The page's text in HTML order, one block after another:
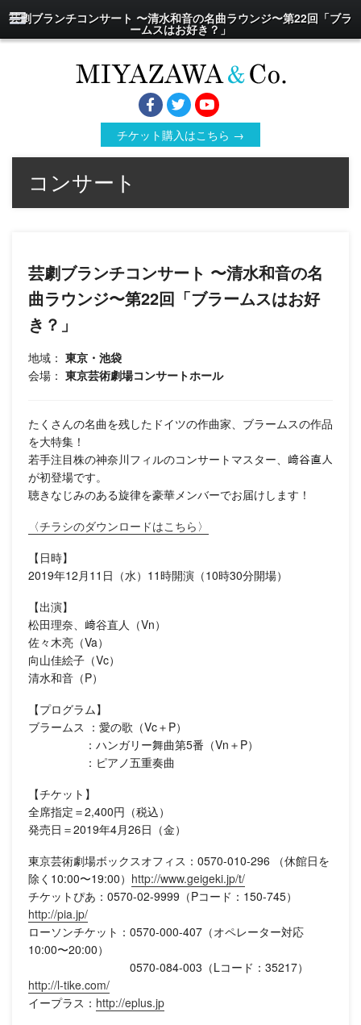
芸劇ブランチコンサート 〜清水和音の名曲ラウンジ〜第22回「ブラ
ームスはお好き？」
チケット購入はこちら →
コンサート
芸劇ブランチコンサート 〜清水和音の名
曲ラウンジ〜第22回「ブラームスはお好
き？」
地域： 東京・池袋
会場： 東京芸術劇場コンサートホール
たくさんの名曲を残したドイツの作曲家、ブラームスの作品
を大特集！
若手注目株の神奈川フィルのコンサートマスター、﨑谷直人
が初登場です。
聴きなじみのある旋律を豪華メンバーでお届けします！
〈チラシのダウンロードはこちら〉
【日時】
2019年12月11日（水）11時開演（10時30分開場）
【出演】
松田理奈、﨑谷直人（Vn）
佐々木亮（Va）
向山佳絵子（Vc）
清水和音（P）
【プログラム】
ブラームス ：愛の歌（Vc＋P）
：ハンガリー舞曲第5番（Vn＋P）
：ピアノ五重奏曲
【チケット】
全席指定＝2,400円（税込）
発売日＝2019年4月26日（金）
東京芸術劇場ボックスオフィス：0570-010-296 （休館日を
除く10:00〜19:00） http://www.geigeki.jp/t/
チケットぴあ：0570-02-9999（Pコード：150-745）
http://pia.jp/
ローソンチケット：0570-000-407（オペレーター対応
10:00〜20:00）
0570-084-003（Lコード：35217）
http://l-tike.com/
イープラス： http://eplus.jp